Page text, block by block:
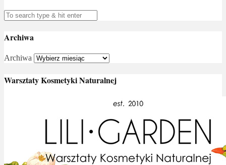
Archiwa
Archiwa
Warsztaty Kosmetyki Naturalnej